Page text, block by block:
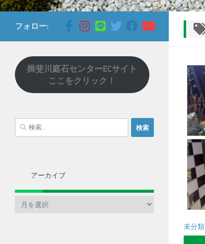
未分類
フォロー:
揖斐川庭石センターECサイト
ここをクリック！
検
索:
アーカイブ